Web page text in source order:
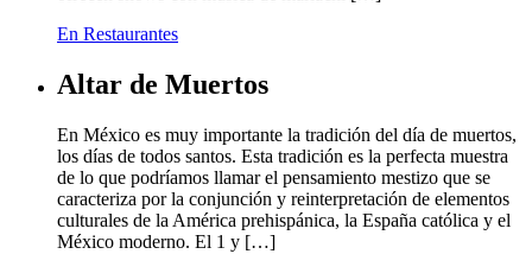
En Restaurantes
Altar de Muertos
En México es muy importante la tradición del día de muertos,
los días de todos santos. Esta tradición es la perfecta muestra
de lo que podríamos llamar el pensamiento mestizo que se
caracteriza por la conjunción y reinterpretación de elementos
culturales de la América prehispánica, la España católica y el
México moderno. El 1 y […]